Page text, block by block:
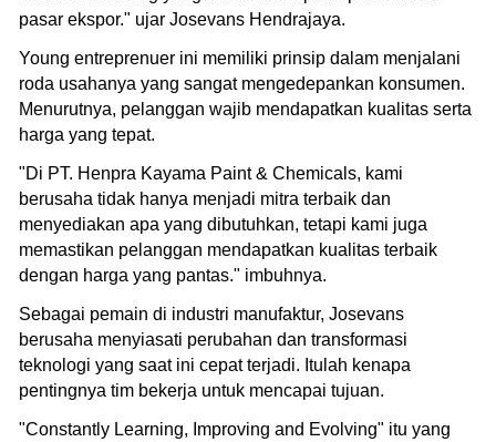
pasar ekspor." ujar Josevans Hendrajaya.
Young entreprenuer ini memiliki prinsip dalam menjalani
roda usahanya yang sangat mengedepankan konsumen.
Menurutnya, pelanggan wajib mendapatkan kualitas serta
harga yang tepat.
"Di PT. Henpra Kayama Paint & Chemicals, kami
berusaha tidak hanya menjadi mitra terbaik dan
menyediakan apa yang dibutuhkan, tetapi kami juga
memastikan pelanggan mendapatkan kualitas terbaik
dengan harga yang pantas." imbuhnya.
Sebagai pemain di industri manufaktur, Josevans
berusaha menyiasati perubahan dan transformasi
teknologi yang saat ini cepat terjadi. Itulah kenapa
pentingnya tim bekerja untuk mencapai tujuan.
"Constantly Learning, Improving and Evolving" itu yang